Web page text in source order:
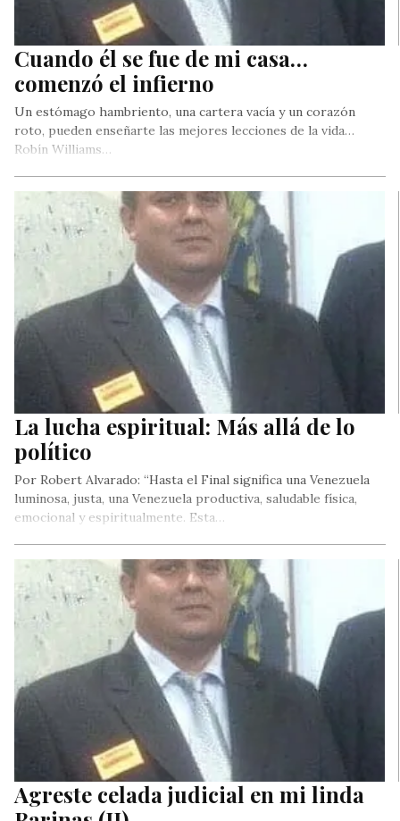
Cuando él se fue de mi casa…
comenzó el infierno
Un estómago hambriento, una cartera vacía y un corazón
roto, pueden enseñarte las mejores lecciones de la vida…
Robín Williams…
La lucha espiritual: Más allá de lo
político
Por Robert Alvarado: “Hasta el Final significa una Venezuela
luminosa, justa, una Venezuela productiva, saludable física,
emocional y espiritualmente. Esta…
Agreste celada judicial en mi linda